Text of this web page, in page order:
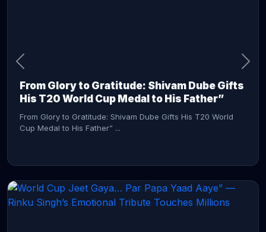
From Glory to Gratitude: Shivam Dube Gifts
His T20 World Cup Medal to His Father”
From Glory to Gratitude: Shivam Dube Gifts His T20 World
Cup Medal to His Father” ...